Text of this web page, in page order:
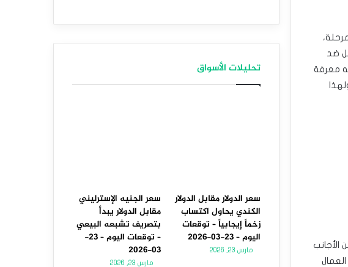
ضد
معرفة
الأجانب
تحليلات الأسواق
سعر الدولار مقابل الدولار
الكندي يحاول اكتساب
زخماً إيجابياً – توقعات
اليوم – 23-03-2026
مارس 23, 2026
سعر الجنيه الإسترليني
مقابل الدولار يبدأ
بتصريف تشبعه البيعي
– توقعات اليوم – 23-
03-2026
مارس 23, 2026